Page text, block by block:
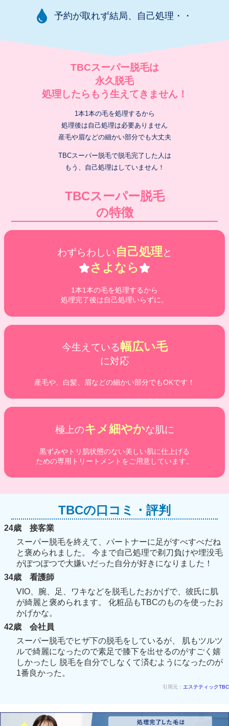
予約が取れず結局、自己処理・・
TBCスーパー脱毛は
永久脱毛
処理したらもう生えてきません！
1本1本の毛を処理するから
処理後は自己処理は必要ありません
産毛や眉などの細かい部分でも大丈夫
TBCスーパー脱毛で脱毛完了した人は
もう、自己処理はしていません！
TBCスーパー脱毛
の特徴
わずらわしい自己処理と
さよなら
1本1本の毛を処理するから
処理完了後は自己処理いらずに。
今生えている幅広い毛
に対応
産毛や、白髪、眉などの細かい部分でもOKです！
極上のキメ細やかな肌に
黒ずみやトリ肌状態のない美しい肌に仕上げる
ための専用トリートメントをご用意しています。
TBCの口コミ・評判
24歳 接客業
スーパー脱毛を終えて、パートナーに足がすべすべだね
と褒められました。 今まで自己処理で剃刀負けや埋没毛
がぽつぽつで大嫌いだった自分が好きになりました！
34歳 看護師
VIO、腕、足、ワキなどを脱毛したおかげで、彼氏に肌
が綺麗と褒められます。 化粧品もTBCのものを使ったお
かげかな。
42歳 会社員
スーパー脱毛でヒザ下の脱毛をしているが、 肌もツルツ
ルで綺麗になったので素足で膝下を出せるのがすごく嬉
しかったし 脱毛を自分でしなくて済むようになったのが
1番良かった。
引用元： エステティックTBC